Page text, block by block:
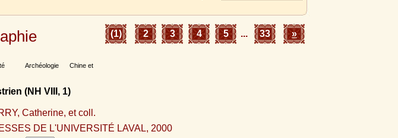
(1) 2 3 4 5 ... 33 »
Archéologie
Chine et
espionnage,
terrorisme
secrète
Inde et Asie
et
Régions et
terroirs
Révolutions
Russie
(NH VIII, 1)
Catherine, et coll.
DE L'UNIVERSITÉ LAVAL, 2000